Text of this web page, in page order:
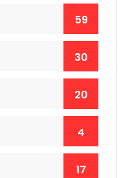
59
30
20
4
17